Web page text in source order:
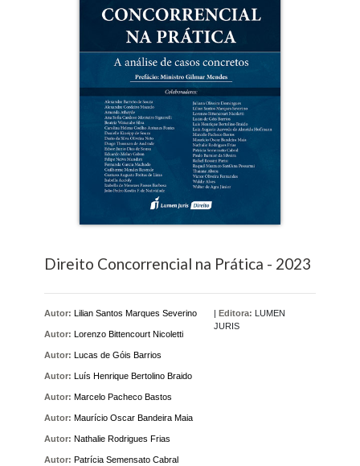
Direito Concorrencial na Prática - 2023
Autor: Lilian Santos Marques Severino
Autor: Lorenzo Bittencourt Nicoletti
Autor: Lucas de Góis Barrios
Autor: Luís Henrique Bertolino Braido
Autor: Marcelo Pacheco Bastos
Autor: Maurício Oscar Bandeira Maia
Autor: Nathalie Rodrigues Frias
Autor: Patrícia Semensato Cabral
Editora: LUMEN
JURIS